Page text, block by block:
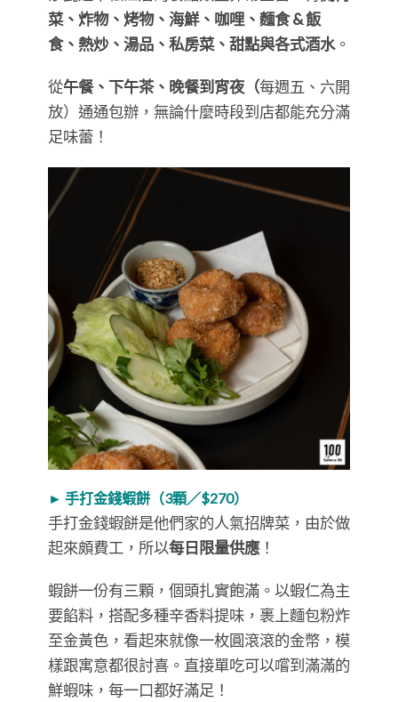
菜、炸物、烤物、海鮮、咖哩、麵食 & 飯
食、熱炒、湯品、私房菜、甜點與各式酒水。
從午餐、下午茶、晚餐到宵夜（每週五、六開
放）通通包辦，無論什麼時段到店都能充分滿
足味蕾！
► 手打金錢蝦餅（3顆／$270）
手打金錢蝦餅是他們家的人氣招牌菜，由於做
起來頗費工，所以每日限量供應！
蝦餅一份有三顆，個頭扎實飽滿。以蝦仁為主
要餡料，搭配多種辛香料提味，裹上麵包粉炸
至金黃色，看起來就像一枚圓滾滾的金幣，模
樣跟寓意都很討喜。直接單吃可以嚐到滿滿的
鮮蝦味，每一口都好滿足！